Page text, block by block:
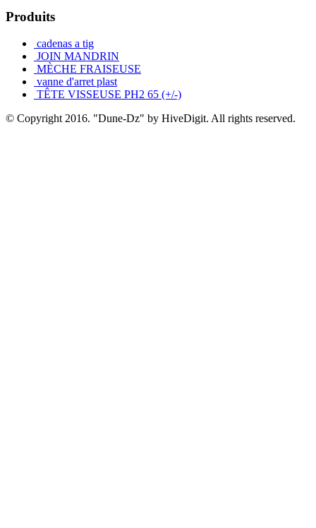
Produits
cadenas a tig
JOIN MANDRIN
MÈCHE FRAISEUSE
vanne d'arret plast
TÊTE VISSEUSE PH2 65 (+/-)
© Copyright 2016. "Dune-Dz" by HiveDigit. All rights reserved.